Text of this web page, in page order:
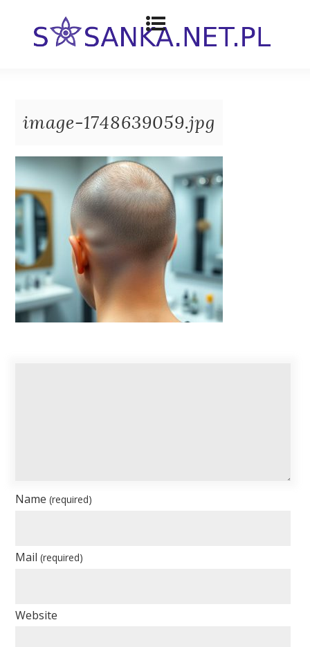
image-1748639059.jpg
Name(required)
Mail(required)
Website